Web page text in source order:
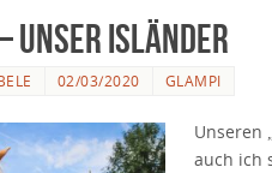
unser Isländer
02/03/2020 GLAMPI
Unseren
auch ich